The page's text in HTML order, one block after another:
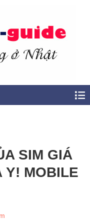
SIM GIÁ
Y! MOBILE